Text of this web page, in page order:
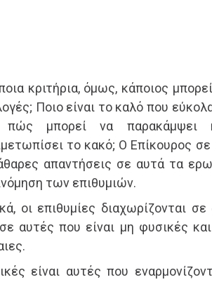
κριτήρια, όμως, κάποιος
Ποιο είναι το καλό που
πώς μπορεί να παρακάμψει
το κακό; Ο Επίκουρος
απαντήσεις σε αυτά τα
των επιθυμιών.
οι επιθυμίες διαχωρίζονται
αυτές που είναι μη φυσικές
είναι αυτές που